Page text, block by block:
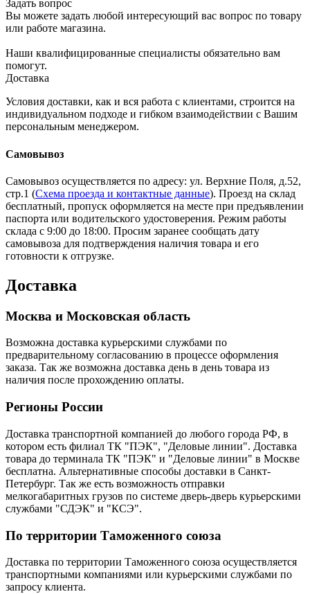
Задать вопрос
Вы можете задать любой интересующий вас вопрос по товару
или работе магазина.
Наши квалифицированные специалисты обязательно вам
помогут.
Доставка
Условия доставки, как и вся работа с клиентами, строится на
индивидуальном подходе и гибком взаимодействии с Вашим
персональным менеджером.
Самовывоз
Самовывоз осуществляется по адресу: ул. Верхние Поля, д.52,
стр.1 (Схема проезда и контактные данные). Проезд на склад
бесплатный, пропуск оформляется на месте при предъявлении
паспорта или водительского удостоверения. Режим работы
склада с 9:00 до 18:00. Просим заранее сообщать дату
самовывоза для подтверждения наличия товара и его
готовности к отгрузке.
Доставка
Москва и Московская область
Возможна доставка курьерскими службами по
предварительному согласованию в процессе оформления
заказа. Так же возможна доставка день в день товара из
наличия после прохождению оплаты.
Регионы России
Доставка транспортной компанией до любого города РФ, в
котором есть филиал ТК "ПЭК", "Деловые линии". Доставка
товара до терминала ТК "ПЭК" и "Деловые линии" в Москве
бесплатна. Альтернативные способы доставки в Санкт-
Петербург. Так же есть возможность отправки
мелкогабаритных грузов по системе дверь-дверь курьерскими
службами "СДЭК" и "КСЭ".
По территории Таможенного союза
Доставка по территории Таможенного союза осуществляется
транспортными компаниями или курьерскими службами по
запросу клиента.